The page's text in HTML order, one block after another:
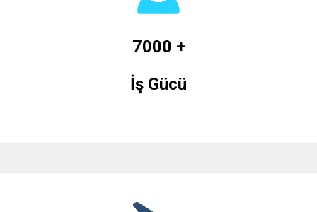
7000 +
İş Gücü